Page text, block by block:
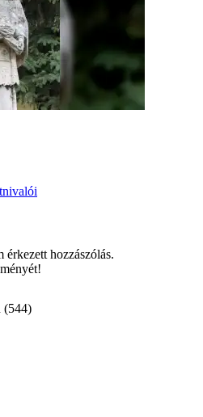
érkezett hozzászólás.
(544)